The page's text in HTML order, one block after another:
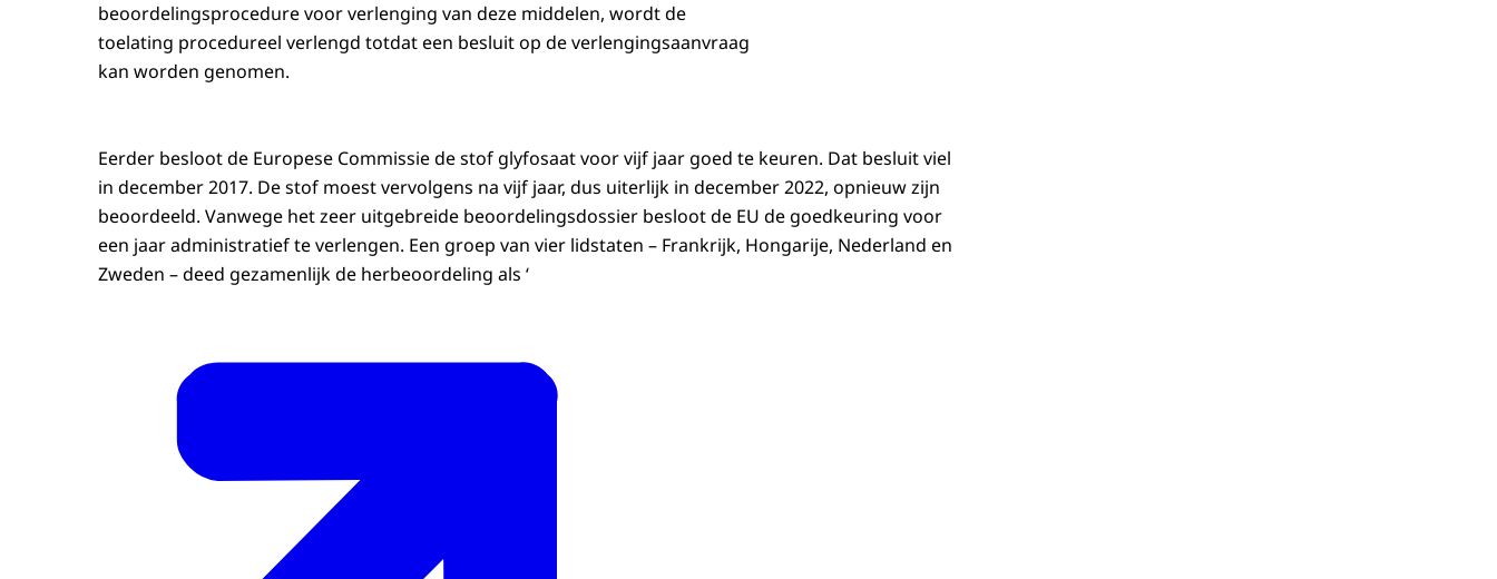
beoordelingsprocedure voor verlenging van deze middelen, wordt de
toelating procedureel verlengd totdat een besluit op de verlengingsaanvraag
kan worden genomen.
Eerder besloot de Europese Commissie de stof glyfosaat voor vijf jaar goed te keuren. Dat besluit viel
in december 2017. De stof moest vervolgens na vijf jaar, dus uiterlijk in december 2022, opnieuw zijn
beoordeeld. Vanwege het zeer uitgebreide beoordelingsdossier besloot de EU de goedkeuring voor
een jaar administratief te verlengen. Een groep van vier lidstaten – Frankrijk, Hongarije, Nederland en
Zweden – deed gezamenlijk de herbeoordeling als ‘